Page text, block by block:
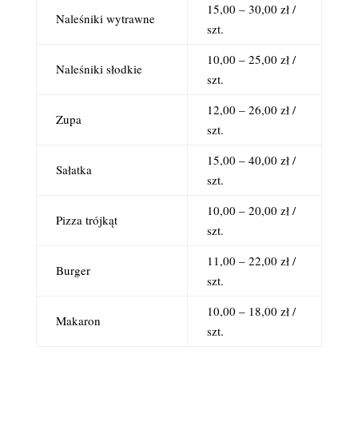
Naleśniki wytrawne
15,00 – 30,00 zł /
szt.
Naleśniki słodkie
10,00 – 25,00 zł /
szt.
Zupa
12,00 – 26,00 zł /
szt.
Sałatka
15,00 – 40,00 zł /
szt.
Pizza trójkąt
10,00 – 20,00 zł /
szt.
Burger
11,00 – 22,00 zł /
szt.
Makaron
10,00 – 18,00 zł /
szt.